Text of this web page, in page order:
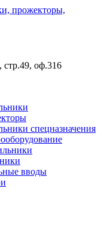
прожекторы,
стр.49, оф.316
спецназначения
вводы